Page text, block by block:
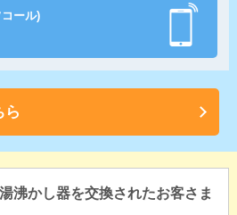
ール)
ら
沸かし器を交換されたお客さま